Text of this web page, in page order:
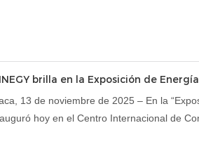
brilla en la Exposición de
13 de noviembre de 2025 – En la
hoy en el Centro Internacional de